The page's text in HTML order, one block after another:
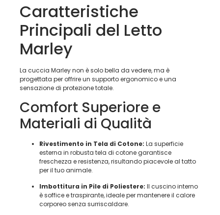
Caratteristiche
Principali del Letto
Marley
La cuccia Marley non è solo bella da vedere, ma è
progettata per offrire un supporto ergonomico e una
sensazione di protezione totale.
Comfort Superiore e
Materiali di Qualità
Rivestimento in Tela di Cotone: La superficie
esterna in robusta tela di cotone garantisce
freschezza e resistenza, risultando piacevole al tatto
per il tuo animale.
Imbottitura in Pile di Poliestere: Il cuscino interno
è soffice e traspirante, ideale per mantenere il calore
corporeo senza surriscaldare.